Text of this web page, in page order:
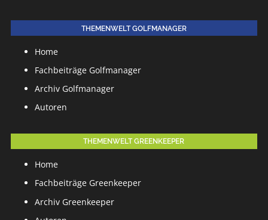
THEMENWELT GOLFMANAGER
Home
Fachbeiträge Golfmanager
Archiv Golfmanager
Autoren
THEMENWELT GREENKEEPER
Home
Fachbeiträge Greenkeeper
Archiv Greenkeeper